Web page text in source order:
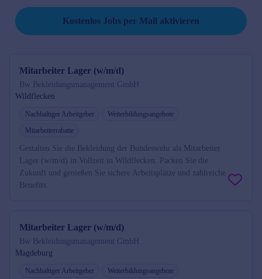
Kostenlos Jobs per Mail aktivieren
Mitarbeiter Lager (w/m/d)
Bw Bekleidungsmanagement GmbH
Wildflecken
Nachhaltiger Arbeitgeber
Weiterbildungsangebote
Mitarbeiterrabatte
Gestalten Sie die Bekleidung der Bundeswehr als Mitarbeiter
Lager (w/m/d) in Vollzeit in Wildflecken. Packen Sie die
Zukunft und genießen Sie sichere Arbeitsplätze und zahlreiche
Benefits.
Mitarbeiter Lager (w/m/d)
Bw Bekleidungsmanagement GmbH
Magdeburg
Nachhaltiger Arbeitgeber
Weiterbildungsangebote